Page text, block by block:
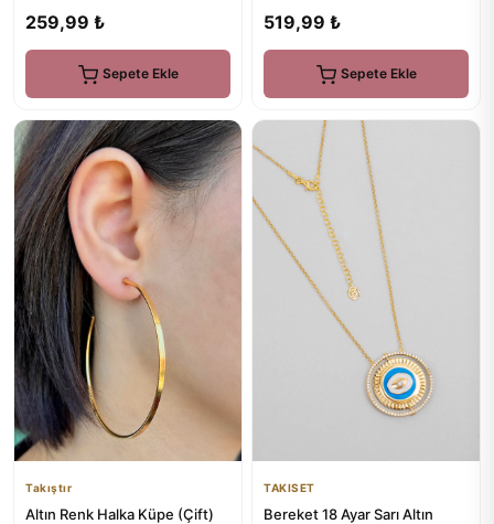
259,99 ₺
Sepete Ekle
519,99 ₺
Sepete Ekle
Takıştır
Altın Renk Halka Küpe (Çift)
TAKISET
Bereket 18 Ayar Sarı Altın